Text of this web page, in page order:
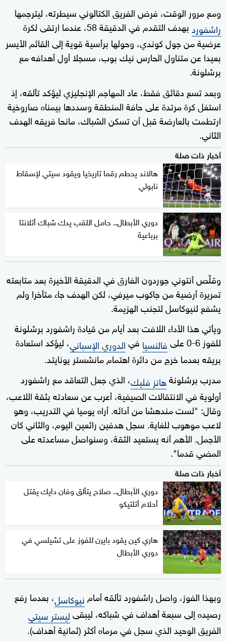
ومع مرور الوقت، فرض الفريق الكتالوني سيطرته، ليترجمها
راشفورد
بهدف التقدم في الدقيقة 58، عندما ارتقى لكرة
عرضية من جول كوندي، وحولها برأسية قوية إلى القائم الأيسر
بعيدا عن متناول الحارس نيك بوب، مسجلا أول أهدافه مع
برشلونة.
وبعد تسع دقائق فقط، عاد المهاجم الإنجليزي ليؤكد تألقه، إذ
استغل كرة مرتدة على حافة المنطقة وسددها بيمناه صاروخية
ارتطمت بالعارضة قبل أن تسكن الشباك، مانحا فريقه الهدف
الثاني.
أخبار ذات صلة
هالاند يحطم رقما تاريخيا ويقود سيتي لإسقاط
نابولي
دوري الأبطال.. حامل اللقب يدك شباك أتلانتا
برباعية
وقلّص أنتوني جوردون الفارق في الدقيقة الأخيرة بعد متابعته
تمريرة أرضية من جاكوب ميرفي، لكن الهدف جاء متأخرا ولم
يشفع لنيوكاسل لتجنب الهزيمة.
ويأتي هذا الأداء اللافت بعد أيام من قيادة راشفورد برشلونة
للفوز 6-0 على
فالنسيا فيالدوري الإسباني، ليؤكد استعادة
بريقه بعدما خرج من دائرة اهتمام مانشستر يونايتد.
مدرب برشلونةهانز فليك، الذي جعل التعاقد مع راشفورد
أولوية في الانتقالات الصيفية، أعرب عن سعادته بثقة اللاعب،
وقال: "لست مندهشا من أدائه. أراه يوميا في التدريب، وهو
لاعب موهوب للغاية. سجل هدفين رائعين اليوم، والثاني كان
الأجمل. الأهم أنه يستعيد الثقة، وسنواصل مساعدته على
المضي قدما".
أخبار ذات صلة
دوري الأبطال.. صلاح يتألق وفان دايك يقتل
أحلام أتلتيكو
هاري كين يقود بايرن للفوز على تشيلسي في
دوري الأبطال
وبهذا الفوز، واصل راشفورد تألقه أمامنيوكاسل، بعدما رفع
رصيده إلى سبعة أهداف في شباكه، ليبقىليستر سيتي
الفريق الوحيد الذي سجل في مرماه أكثر (ثمانية أهداف).